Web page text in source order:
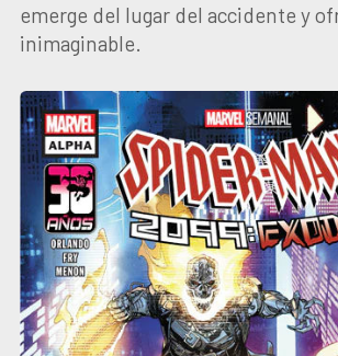
emerge del lugar del accidente y
inimaginable.